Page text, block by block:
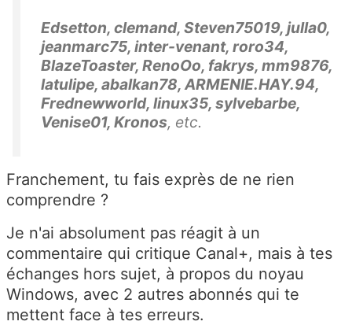
Edsetton, clemand, Steven75019, julla0,
jeanmarc75, inter-venant, roro34,
BlazeToaster, RenoOo, fakrys, mm9876,
latulipe, abalkan78, ARMENIE.HAY.94,
Frednewworld, linux35, sylvebarbe,
Venise01, Kronos, etc.
Franchement, tu fais exprès de ne rien
comprendre ?
Je n'ai absolument pas réagit à un
commentaire qui critique Canal+, mais à tes
échanges hors sujet, à propos du noyau
Windows, avec 2 autres abonnés qui te
mettent face à tes erreurs.